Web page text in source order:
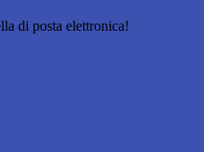
di posta elettronica!